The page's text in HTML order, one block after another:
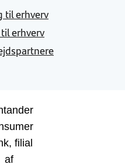
til erhverv
erhverv
filial
af